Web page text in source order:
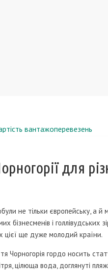
вантажоперевезень
новий непотоплюваний
покриті кексами
для
не тільки європейську, а й
бізнесменів і голлівудських
цієї ще дуже молодий країни.
Чорногорія гордо носить
цілюща вода, доглянуті